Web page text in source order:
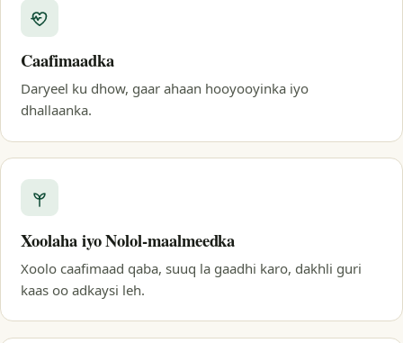
Caafimaadka
Daryeel ku dhow, gaar ahaan hooyooyinka iyo
dhallaanka.
Xoolaha iyo Nolol-maalmeedka
Xoolo caafimaad qaba, suuq la gaadhi karo, dakhli guri
kaas oo adkaysi leh.